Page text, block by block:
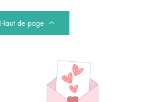
Haut de page